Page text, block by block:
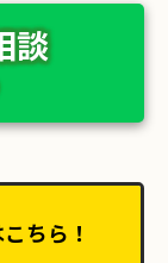
談
ちら！